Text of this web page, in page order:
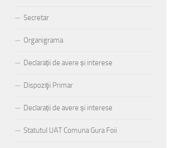
Secretar
Organigrama
Declarații de avere și interese
Dispoziţii Primar
Declarații de avere și interese
Statutul UAT Comuna Gura Foii